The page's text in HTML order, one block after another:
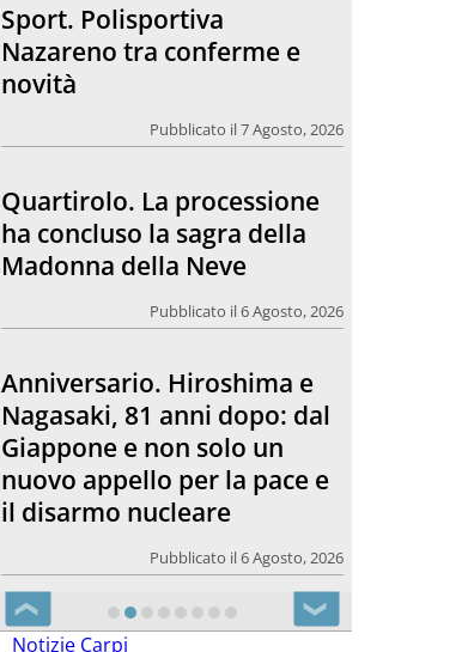
Quartirolo. La processione
ha concluso la sagra della
Madonna della Neve
Pubblicato il 6 Agosto, 2026
Anniversario. Hiroshima e
Nagasaki, 81 anni dopo: dal
Giappone e non solo un
nuovo appello per la pace e
il disarmo nucleare
Pubblicato il 6 Agosto, 2026
Morto Francesco Guccini.
L’amico teologo, “un faro
per molti: coerente fino alla
Pubblicato il 6 Agosto, 2026
❮